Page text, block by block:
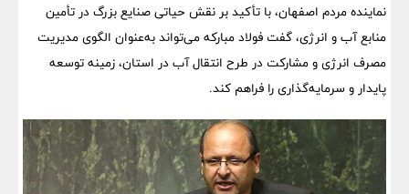
نماینده مردم اصفهان، با تأکید بر نقش حیاتی صنایع بزرگ در تأمین
منابع آب و انرژی، گفت فولاد مبارکه می‌تواند به‌عنوان الگوی مدیریت
مصرف انرژی و مشارکت در طرح انتقال آب در استان، زمینه توسعه
پایدار و سرمایه‌گذاری را فراهم کند.